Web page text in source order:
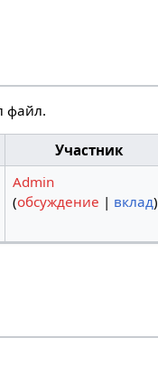
файл.
Участник
Admin
(обсуждение | вклад)